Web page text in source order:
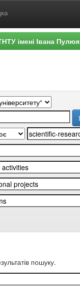
імені Івана Пулюя
пошуку.